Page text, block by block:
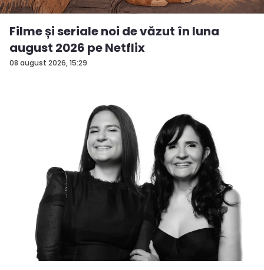
08 august 2026, 15:29
Filme și seriale noi de văzut în luna
august 2026 pe Netflix